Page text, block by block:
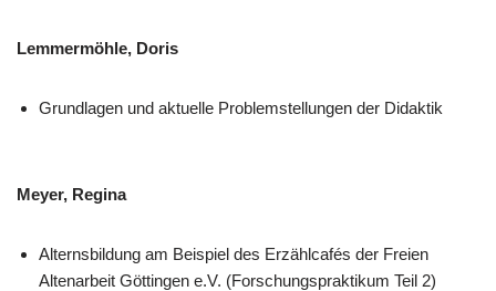
Lemmermöhle, Doris
Grundlagen und aktuelle Problemstellungen der Didaktik
Meyer, Regina
Alternsbildung am Beispiel des Erzählcafés der Freien
Altenarbeit Göttingen e.V. (Forschungspraktikum Teil 2)